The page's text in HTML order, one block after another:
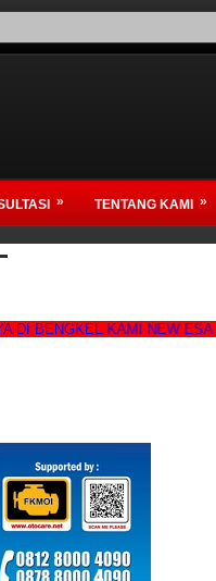
» TENTANG KAMI »
KAMI NEW ESA JAYA